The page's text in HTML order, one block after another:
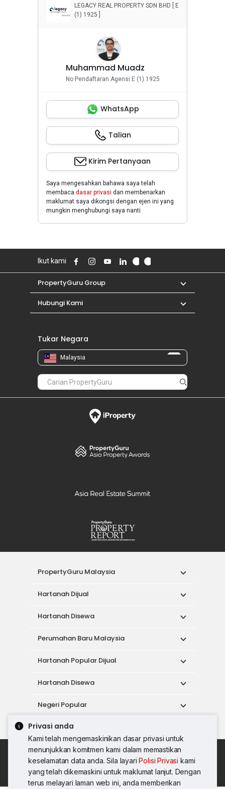
Privasi anda
Kami telah mengemaskinikan dasar privasi untuk
menunjukkan komitmen kami dalam memastikan
keselamatan data anda. Sila layariPolisi Privasi kami
yang telah dikemaskini untuk maklumat lanjut. Dengan
terus melayari laman web ini, anda memberikan
LEGACY REAL PROPERTY SDN BHD [ E
(1) 1925 ]
Muhammad Muadz
No Pendaftaran Agensi E (1) 1925
WhatsApp
Talian
Kirim Pertanyaan
Saya mengesahkan bahawa saya telah
membaca dasar privasi dan membenarkan
maklumat saya dikongsi dengan ejen ini yang
mungkin menghubungi saya nanti
Ikut kami
PropertyGuru Group
Hubungi Kami
Tukar Negara
Malaysia
PropertyGuru Malaysia
Hartanah Dijual
Hartanah Disewa
Perumahan Baru Malaysia
Hartanah Popular Dijual
Hartanah Disewa
Negeri Popular
Alat
Dasar Penggunaan
Syarat Perkhidmatan
Dasar Privasi
Syarat Pembelian
© 2026 PropertyGuru International (Malaysia)